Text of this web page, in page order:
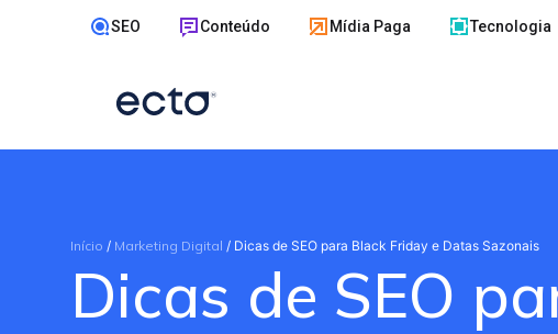
SEO Conteúdo Mídia Paga Tecnologia
Início / Marketing Digital / Dicas de SEO para Black Friday e Datas Sazonais
Dicas de SEO